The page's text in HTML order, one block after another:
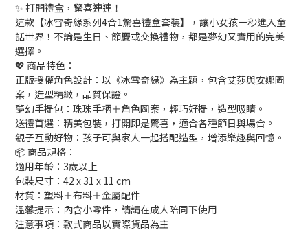
✨ 打開禮盒，驚喜連連！
這款【冰雪奇緣系列4合1驚喜禮盒套裝】，讓小女孩一秒進入童
話世界！不論是生日、節慶或交換禮物，都是夢幻又實用的完美
選擇。
💖 商品特色：
正版授權角色設計：以《冰雪奇緣》為主題，包含艾莎與安娜圖
案，造型精緻，品質保證。
夢幻手提包：珠珠手柄＋角色圖案，輕巧好提，造型吸睛。
送禮首選：精美包裝，打開即是驚喜，適合各種節日與場合。
親子互動好物：孩子可與家人一起搭配造型，增添樂趣與回憶。
📦 商品規格：
適用年齡：3歲以上
包裝尺寸：42 x 31 x 11 cm
材質：塑料＋布料＋金屬配件
溫馨提示：內含小零件，請請在成人陪同下使用
注意事項：款式商品以實際貨品為主